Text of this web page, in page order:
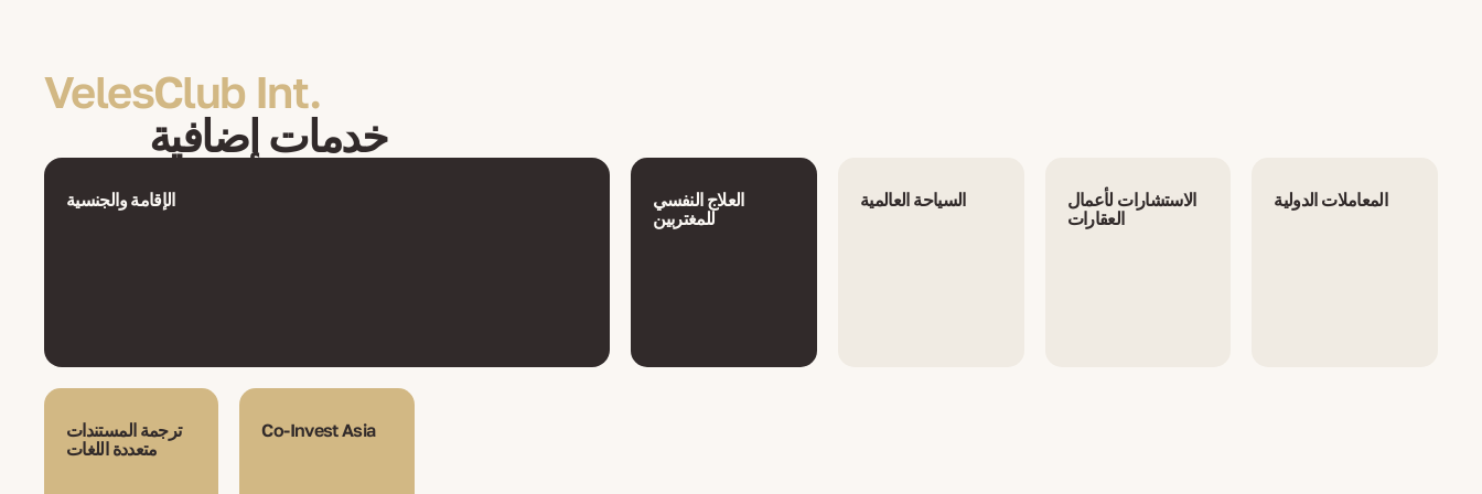
VelesClub Int.
خدمات إضافية
الإقامة والجنسية
العلاج النفسي
للمغتربين
السياحة العالمية
الاستشارات لأعمال
العقارات
المعاملات الدولية
ترجمة المستندات
متعددة اللغات
Co-Invest Asia